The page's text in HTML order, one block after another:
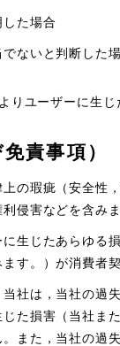
た場合
ないと判断した
りユーザーに生
責事項）
の瑕疵（安全性
侵害などを含み
生じたあらゆる
す。）が消費者
社は，当社の過
た損害（当社ま
また，当社の過